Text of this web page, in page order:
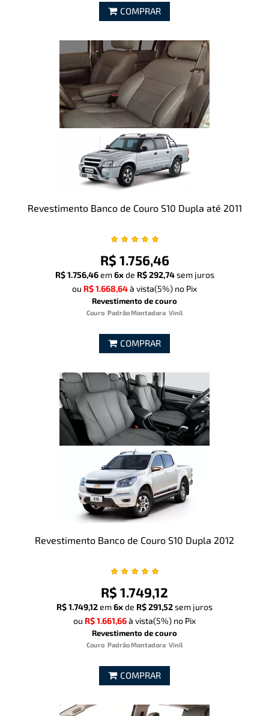
COMPRAR
Revestimento Banco de Couro S10 Dupla até 2011
R$ 1.756,46
R$ 1.756,46 em6x de R$ 292,74 sem juros
ou R$ 1.668,64à vista(5%) no Pix
Revestimento de couro
Couro Padrão Montadora Vinil
COMPRAR
Revestimento Banco de Couro S10 Dupla 2012
R$ 1.749,12
R$ 1.749,12em6xde R$ 291,52sem juros
ou R$ 1.661,66à vista(5%) no Pix
Revestimento de couro
Couro Padrão Montadora Vinil
COMPRAR